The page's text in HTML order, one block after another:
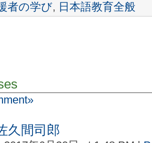
者の学び, 日本語教育全般
久間司郎